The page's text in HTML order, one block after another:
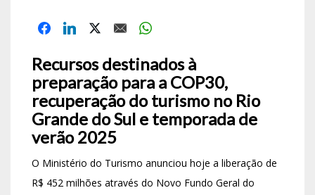
Recursos destinados à
preparação para a COP30,
recuperação do turismo no Rio
Grande do Sul e temporada de
verão 2025
O Ministério do Turismo anunciou hoje a liberação de
R$ 452 milhões através do Novo Fundo Geral do